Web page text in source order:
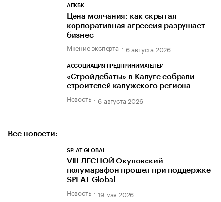
АПКБК
Цена молчания: как скрытая
корпоративная агрессия разрушает
бизнес
Мнение эксперта 6 августа 2026
АССОЦИАЦИЯ ПРЕДПРИНИМАТЕЛЕЙ
«Стройдебаты» в Калуге собрали
строителей калужского региона
Новость 6 августа 2026
Все новости:
SPLAT GLOBAL
VIII ЛЕСНОЙ Окуловский
полумарафон прошел при поддержке
SPLAT Global
Новость 19 мая 2026